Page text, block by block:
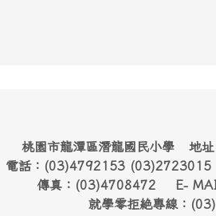
桃園市龍潭區潛龍國民小學 地
電話：(03)4792153
傳真：(03)4708472 E-
就學零拒絶專線：